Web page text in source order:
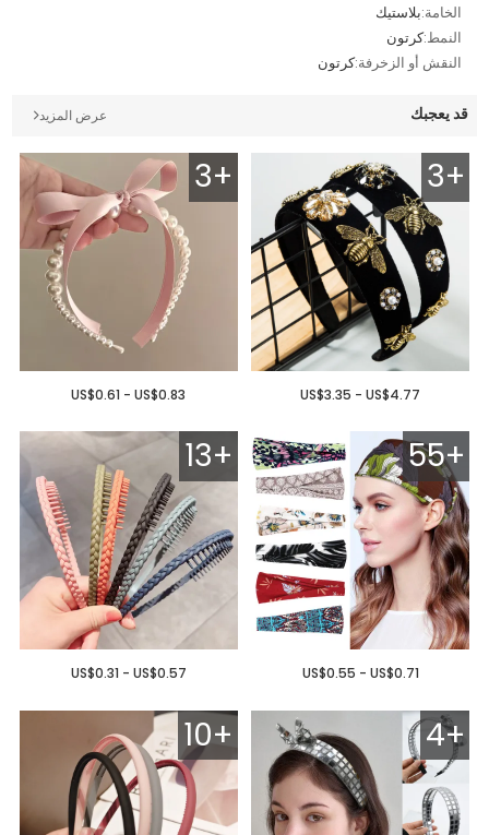
الخامة:بلاستيك
النمط:كرتون
النقش أو الزخرفة:كرتون
قد يعجبك عرض المزيد
3+
US$3.35 - US$4.77
3+
US$0.61 - US$0.83
55+
US$0.55 - US$0.71
13+
US$0.31 - US$0.57
4+
10+